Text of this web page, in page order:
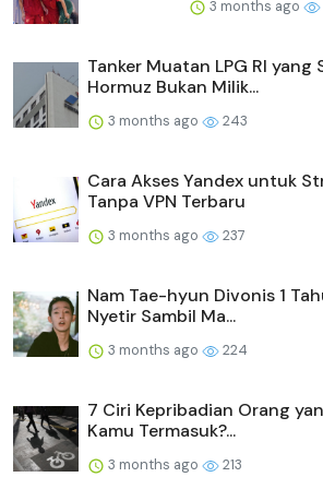
3 months ago
Tanker Muatan LPG RI yang
Hormuz Bukan Milik...
3 months ago 243
Cara Akses Yandex untuk
Tanpa VPN Terbaru
3 months ago 237
Nam Tae-hyun Divonis 1
Nyetir Sambil Ma...
3 months ago 224
7 Ciri Kepribadian Orang
Kamu Termasuk?...
3 months ago 213